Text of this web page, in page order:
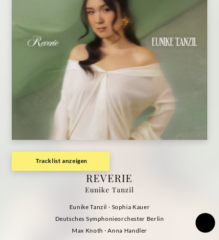
Tracklist anzeigen
REVERIE
Eunike Tanzil
Eunike Tanzil · Sophia Kauer
Deutsches Symphonieorchester Berlin
Max Knoth · Anna Handler